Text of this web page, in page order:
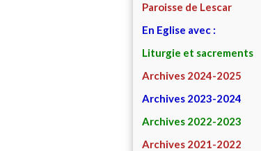
Paroisse de Lescar
En Eglise avec :
Liturgie et sacrements
Archives 2024-2025
Archives 2023-2024
Archives 2022-2023
Archives 2021-2022